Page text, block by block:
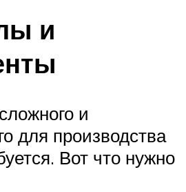
и
и
для производства
Вот что нужно